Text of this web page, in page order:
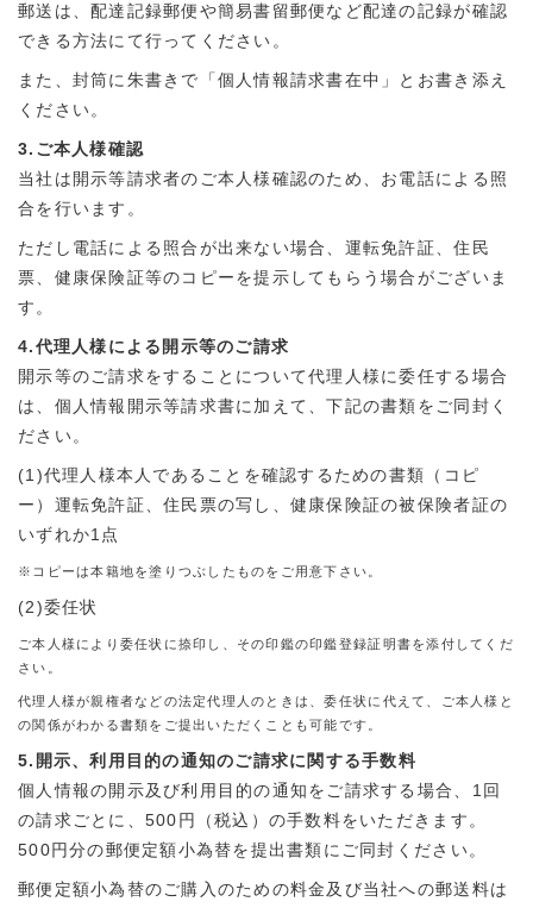
郵送は、配達記録郵便や簡易書留郵便など配達の記録が確認
できる方法にて行ってください。
また、封筒に朱書きで「個人情報請求書在中」とお書き添え
ください。
3.ご本人様確認
当社は開示等請求者のご本人様確認のため、お電話による照
合を行います。
ただし電話による照合が出来ない場合、運転免許証、住民
票、健康保険証等のコピーを提示してもらう場合がございま
す。
4.代理人様による開示等のご請求
開示等のご請求をすることについて代理人様に委任する場合
は、個人情報開示等請求書に加えて、下記の書類をご同封く
ださい。
(1)代理人様本人であることを確認するための書類（コピ
ー）運転免許証、住民票の写し、健康保険証の被保険者証の
いずれか1点
※コピーは本籍地を塗りつぶしたものをご用意下さい。
(2)委任状
ご本人様により委任状に捺印し、その印鑑の印鑑登録証明書を添付してくだ
さい。
代理人様が親権者などの法定代理人のときは、委任状に代えて、ご本人様と
の関係がわかる書類をご提出いただくことも可能です。
5.開示、利用目的の通知のご請求に関する手数料
個人情報の開示及び利用目的の通知をご請求する場合、1回
の請求ごとに、500円（税込）の手数料をいただきます。
500円分の郵便定額小為替を提出書類にご同封ください。
郵便定額小為替のご購入のための料金及び当社への郵送料は